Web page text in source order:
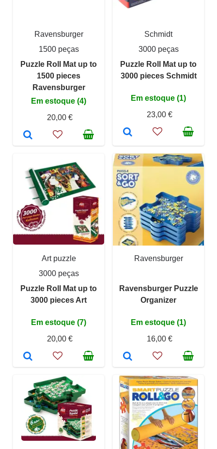
Ravensburger
1500 peças
Puzzle Roll Mat up to
1500 pieces
Ravensburger
Em estoque (4)
20,00 €
Schmidt
3000 peças
Puzzle Roll Mat up to
3000 pieces Schmidt
Em estoque (1)
23,00 €
Art puzzle
3000 peças
Puzzle Roll Mat up to
3000 pieces Art
Em estoque (7)
20,00 €
Ravensburger
Ravensburger Puzzle
Organizer
Em estoque (1)
16,00 €